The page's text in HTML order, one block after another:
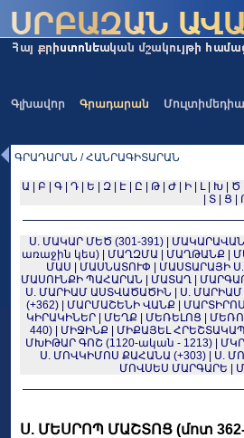
Գլխավոր Գրադարան Մուլտիմեդիա
ԳՐԱԴԱՐԱՆ / ՀԱՆՐԱԳԻՏԱՐԱՆ
Ա Բ Գ| Դ| Ե Զ| Է| Ը Թ| Ժ| Ի| Լ| Խ| Ծ
Տ Ց
Ս. ՄԱԿԱՐ ՄԵԾ (301-391)|
առաջին կես)| ՄԱՂԶՄԱ ՄԱՂԹԱՆՔ
ՄԱՍ
ՄԱՍՆԱՏՈՒՓ
ՄԱՍՏԱՐԱՅԻ
ՄԱՍՈՒՆՔԻ ՊԱՀԱՐԱՆ
ՄԱՏԱՂ|
Ս. ՄԱՐԻԱՄ ԱՍՏՎԱԾԱԾԻՆ
Ս.
(+362)
ՄԱՐՄԱՇԵՆԻ ՎԱՆՔ
ԿԻՐԱԿԻՆԵՐ
ՄԵՂՔ ՄԵՌԵԼՈՑ
440)| ՄԻՋԻՆՔ
ՄԻՔԱՅԵԼ
ՄԽԻԹԱՐ ԳՈՇ (1120-ական - 1213)|
Ս. ՄՈՎԿԻՄՈՍ ՔԱՀԱՆԱ (+303)
Ս.
ՄՈՎՍԵՍ ՄԱՐԳԱՐԵ
Ս. ՄԵՍՐՈՊ ՄԱՇՏՈՑ (մոտ 362-